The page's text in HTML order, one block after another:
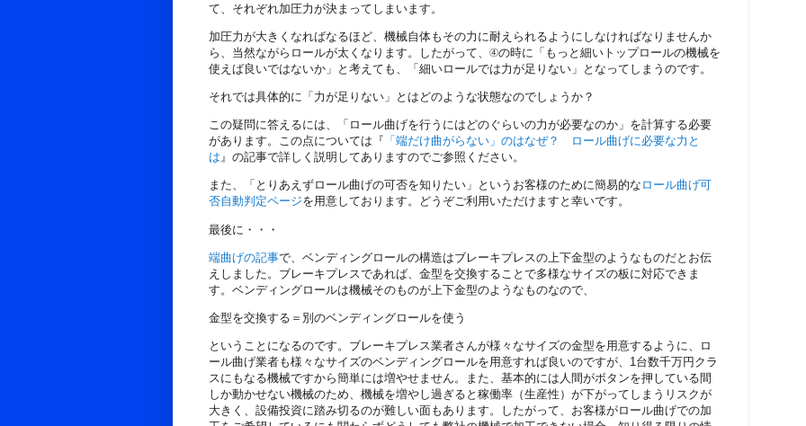
て、それぞれ加圧力が決まってしまいます。
加圧力が大きくなればなるほど、機械自体もその力に耐えられるようにしなければなりませんか
ら、当然ながらロールが太くなります。したがって、④の時に「もっと細いトップロールの機械を
使えば良いではないか」と考えても、「細いロールでは力が足りない」となってしまうのです。
それでは具体的に「力が足りない」とはどのような状態なのでしょうか？
この疑問に答えるには、「ロール曲げを行うにはどのぐらいの力が必要なのか」を計算する必要
があります。この点については『 「端だけ曲がらない」のはなぜ？ ロール曲げに必要な力と
は』の記事で詳しく説明してありますのでご参照ください。
また、「とりあえずロール曲げの可否を知りたい」というお客様のために簡易的な ロール曲げ可
否自動判定ページを用意しております。どうぞご利用いただけますと幸いです。
最後に・・・
端曲げの記事で、ベンディングロールの構造はブレーキプレスの上下金型のようなものだとお伝
えしました。ブレーキプレスであれば、金型を交換することで多様なサイズの板に対応できま
す。ベンディングロールは機械そのものが上下金型のようなものなので、
金型を交換する＝別のベンディングロールを使う
ということになるのです。ブレーキプレス業者さんが様々なサイズの金型を用意するように、ロ
ール曲げ業者も様々なサイズのベンディングロールを用意すれば良いのですが、1台数千万円クラ
スにもなる機械ですから簡単には増やせません。また、基本的には人間がボタンを押している間
しか動かせない機械のため、機械を増やし過ぎると稼働率（生産性）が下がってしまうリスクが
大きく、設備投資に踏み切るのが難しい面もあります。したがって、お客様がロール曲げでの加